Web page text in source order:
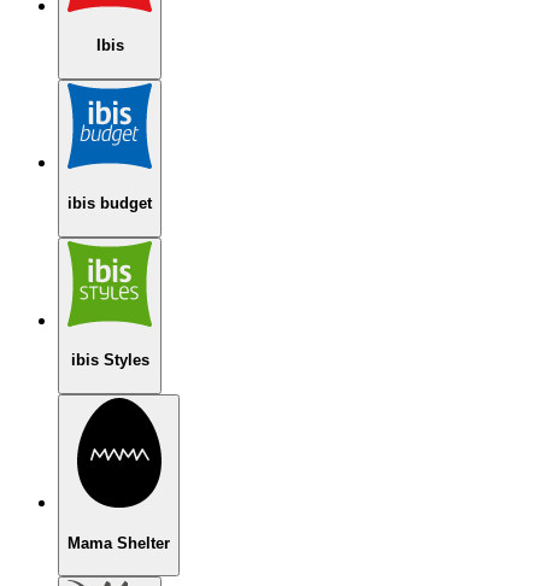
Ibis
ibis budget
ibis Styles
Mama Shelter